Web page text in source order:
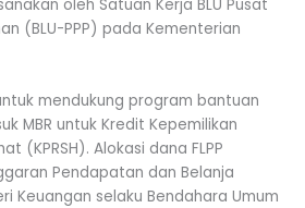
oleh Satuan Kerja BLU Pusat
(BLU-PPP) pada Kementerian
mendukung program bantuan
MBR untuk Kredit Kepemilikan
(KPRSH). Alokasi dana FLPP
Pendapatan dan Belanja
Keuangan selaku Bendahara Umum